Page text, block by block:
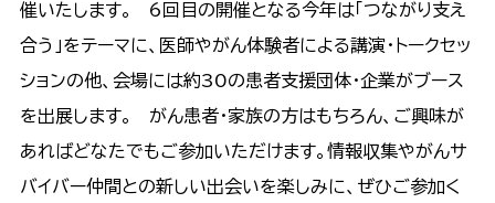
催いたします。 6回目の開催となる今年は「つながり支え
合う」をテーマに、医師やがん体験者による講演・トークセッ
ションの他、会場には約30の患者支援団体・企業がブース
を出展します。 がん患者・家族の方はもちろん、ご興味が
あればどなたでもご参加いただけます。情報収集やがんサ
バイバー仲間との新しい出会いを楽しみに、ぜひご参加く